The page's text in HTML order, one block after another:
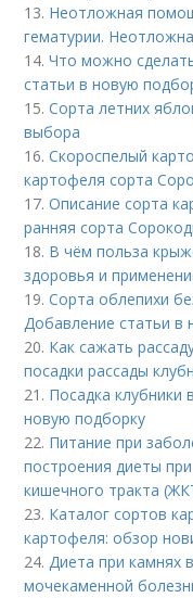
13. Неотложная
гематурии.
14.Что можно
статьи в новую
15.Сорта летних
выбора
16.Скороспелый
картофеля сорта
17.Описание сорта
ранняя сорта
18. В чём польза
здоровья и
19.Сорта облепихи
Добавление статьи в
20. Как сажать
посадки рассады
21. Посадка клубники
новую подборку
22. Питание при
построения диеты
кишечного тракта
23. Каталог сортов
картофеля: обзор
24.Диета при камнях
мочекаменной